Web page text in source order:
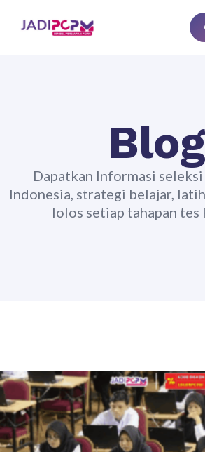
Blog
Dapatkan Informasi
Indonesia, strategi belajar,
lolos setiap tahapan tes